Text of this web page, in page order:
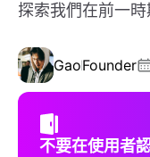
探索我們在前一
GaoFounder
不要在使用者